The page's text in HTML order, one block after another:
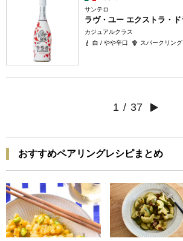
サンテロ
ラヴ・ユー エクストラ・ド
カジュアルクラス
白 / やや辛口
スパークリン
1 / 37
おすすめペアリングレシピまとめ